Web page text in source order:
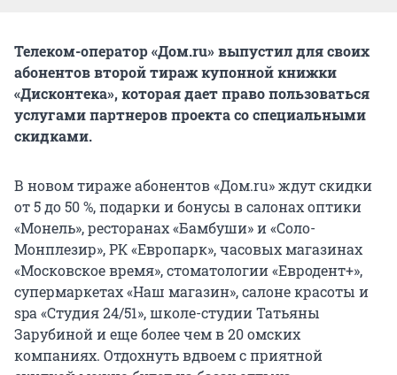
Телеком-оператор «Дом.ru» выпустил для своих
абонентов второй тираж купонной книжки
«Дисконтека», которая дает право пользоваться
услугами партнеров проекта со специальными
скидками.
В новом тираже абонентов «Дом.ru» ждут скидки
от 5 до 50 %, подарки и бонусы в салонах оптики
«Монель», ресторанах «Бамбуши» и «Соло-
Монплезир», РК «Европарк», часовых магазинах
«Московское время», стоматологии «Евродент+»,
супермаркетах «Наш магазин», салоне красоты и
spa «Студия 24/51», школе-студии Татьяны
Зарубиной и еще более чем в 20 омских
компаниях. Отдохнуть вдвоем с приятной